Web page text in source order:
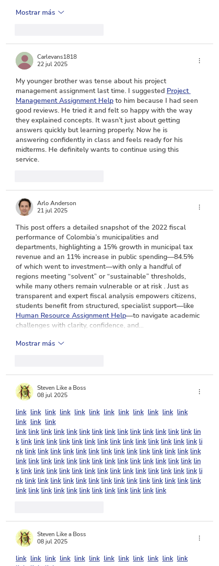
Mostrar más
Carlevans1818
22 jul 2025
My younger brother was tense about his project
management assignment last time. I suggested Project
Management Assignment Help to him because I had seen
good reviews. He tried it and felt so happy with the way
they explained concepts. It wasn’t just about getting
answers quickly but learning properly. Now he is
answering confidently in class and feels ready for his
midterms. He definitely wants to continue using this
service.
Arlo Anderson
21 jul 2025
This post offers a detailed snapshot of the 2022 fiscal
performance of Colombia’s municipalities and
departments, highlighting a 15% growth in municipal tax
revenue and an 11% increase in public spending—84.5%
of which went to investment—with only a handful of
regions meeting “solvent” or “sustainable” thresholds,
while many others remain vulnerable or at risk . Just as
transparent and expert fiscal analysis empowers citizens,
students benefit from structured, specialist support—like
Human Resource Assignment Help—to navigate academic
challenges with clarity, confidence, and…
Mostrar más
Steven Like a Boss
08 jul 2025
link link link link link link link link link link link link
link link link
link link link link link link link link link link link link link link lin
k link link link link link link link link link link link link link link li
nk link link link link link link link link link link link link link link
link link link link link link link link link link link link link link lin
k link link link link link link link link link link link link link link li
nk link link link link link link link link link link link link link link
link link link link link link link link link link link link
Steven Like a Boss
08 jul 2025
link link link link link link link link link link link link